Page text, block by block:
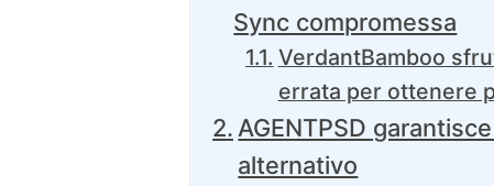
Sync compromessa
VerdantBamboo
errata per ottenere
AGENTPSD
alternativo